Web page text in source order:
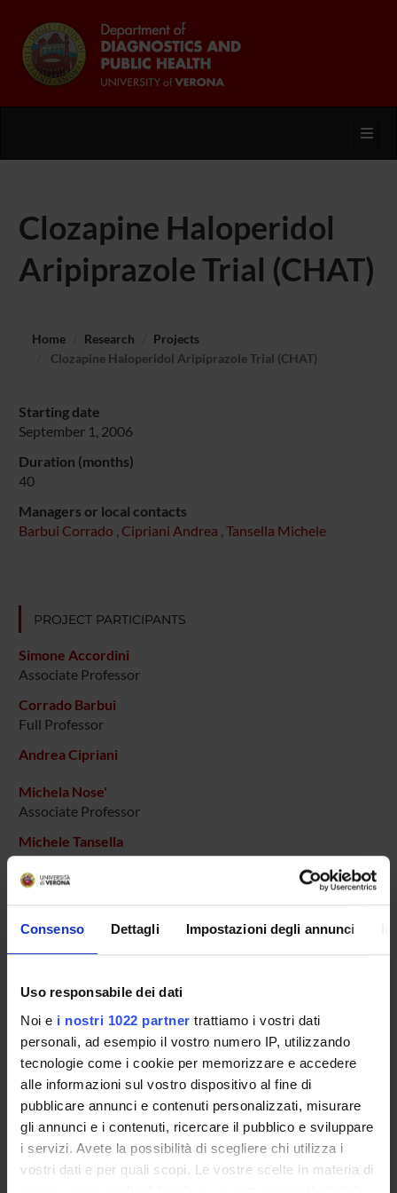
Consenso Dettagli Impostazioni degli annunci
Uso responsabile dei dati
Noi e i nostri 1022 partner trattiamo i vostri dati
personali, ad esempio il vostro numero IP, utilizzando
tecnologie come i cookie per memorizzare e accedere
alle informazioni sul vostro dispositivo al fine di
pubblicare annunci e contenuti personalizzati, misurare
gli annunci e i contenuti, ricercare il pubblico e sviluppare
i servizi. Avete la possibilità di scegliere chi utilizza i
vostri dati e per quali scopi. Le vostre scelte in materia di
Clozapine Haloperidol
Aripiprazole Trial (CHAT)
Home Research
Projects
Clozapine Haloperidol Aripiprazole Trial (CHAT)
Starting date
September 1, 2006
Duration (months)
40
Managers or local contacts
Barbui Corrado , Cipriani Andrea , Tansella Michele
PROJECT PARTICIPANTS
Simone Accordini
Associate Professor
Corrado Barbui
Full Professor
Andrea Cipriani
Michela Nose'
Associate Professor
Michele Tansella
SECTIONS
Section of Psychiatry and Clinical Psychology
ACTIVITIES